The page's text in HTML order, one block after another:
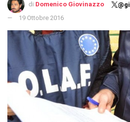
di Domenico Giovinazzo
19 Ottobre 2016